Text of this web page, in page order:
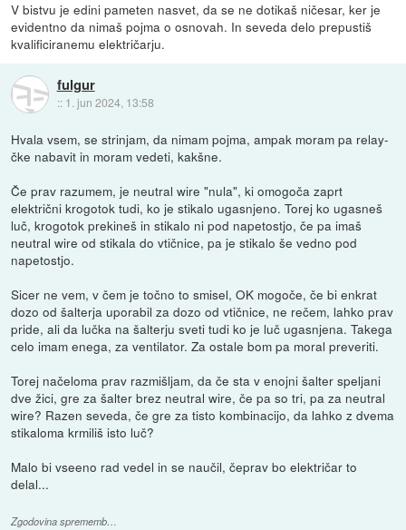
V bistvu je edini pameten nasvet, da se ne dotikaš ničesar, ker je
evidentno da nimaš pojma o osnovah. In seveda delo prepustiš
kvalificiranemu električarju.
fulgur
:: 1. jun 2024, 13:58
Hvala vsem, se strinjam, da nimam pojma, ampak moram pa relay-
čke nabavit in moram vedeti, kakšne.
Če prav razumem, je neutral wire "nula", ki omogoča zaprt
električni krogotok tudi, ko je stikalo ugasnjeno. Torej ko ugasneš
luč, krogotok prekineš in stikalo ni pod napetostjo, če pa imaš
neutral wire od stikala do vtičnice, pa je stikalo še vedno pod
napetostjo.
Sicer ne vem, v čem je točno to smisel, OK mogoče, če bi enkrat
dozo od šalterja uporabil za dozo od vtičnice, ne rečem, lahko prav
pride, ali da lučka na šalterju sveti tudi ko je luč ugasnjena. Takega
celo imam enega, za ventilator. Za ostale bom pa moral preveriti.
Torej načeloma prav razmišljam, da če sta v enojni šalter speljani
dve žici, gre za šalter brez neutral wire, če pa so tri, pa za neutral
wire? Razen seveda, če gre za tisto kombinacijo, da lahko z dvema
stikaloma krmiliš isto luč?
Malo bi vseeno rad vedel in se naučil, čeprav bo električar to
delal...
Zgodovina sprememb…